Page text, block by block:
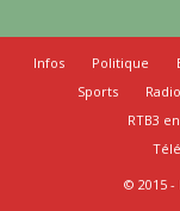
Infos Politique
Sports
Radio
RTB3
© 2015 -